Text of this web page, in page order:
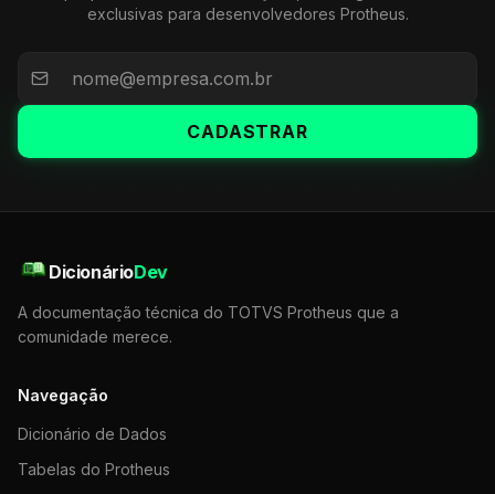
exclusivas para desenvolvedores Protheus.
CADASTRAR
DicionárioDev
A documentação técnica do TOTVS Protheus que a
comunidade merece.
Navegação
Dicionário de Dados
Tabelas do Protheus